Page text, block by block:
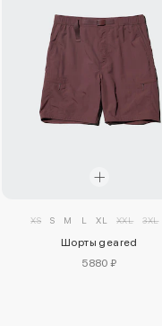
XS S M L XL XXL 3XL
Шорты geared
5880 ₽